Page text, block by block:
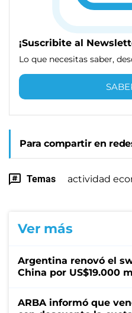
¡Suscribite al
Lo que necesitas saber,
Para compartir en
Temas actividad
Ver más
Argentina renovó el
China por US$19.000
ARBA informó que